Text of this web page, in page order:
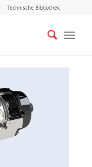
Technische Bibliothek